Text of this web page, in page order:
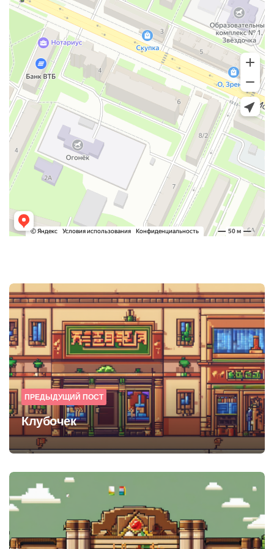
Post
navigation
ПРЕДЫДУЩИЙ ПОСТ
Клубочек